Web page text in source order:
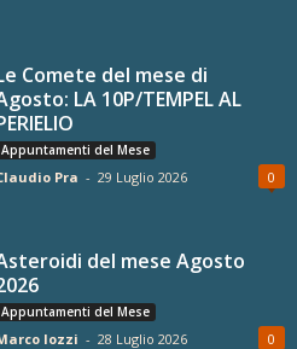
Comete del mese di
LA 10P/TEMPEL AL
Appuntamenti del Mese
Pra - 29 Luglio 2026 0
del mese Agosto
Appuntamenti del Mese
Iozzi - 28 Luglio 2026 0